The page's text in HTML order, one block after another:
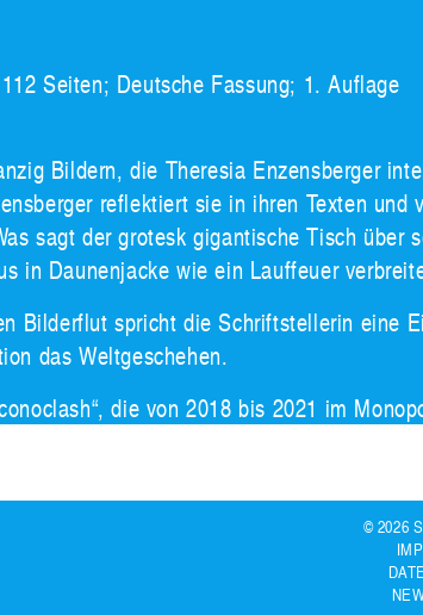
Seiten; Deutsche Fassung; 1. Auflage
Bildern, die Theresia Enzensberger
reflektiert sie in ihren Texten
sagt der grotesk gigantische Tisch
in Daunenjacke wie ein Lauffeuer
Bilderflut spricht die Schriftstellerin eine
das Weltgeschehen.
die von 2018 bis 2021 im
© 2026